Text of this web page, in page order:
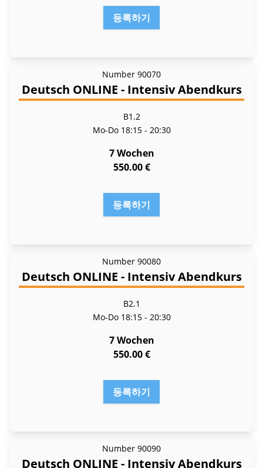
등록하기
Number 90070
Deutsch ONLINE - Intensiv Abendkurs
B1.2
Mo-Do 18:15 - 20:30
7 Wochen
550.00 €
등록하기
Number 90080
Deutsch ONLINE - Intensiv Abendkurs
B2.1
Mo-Do 18:15 - 20:30
7 Wochen
550.00 €
등록하기
Number 90090
Deutsch ONLINE - Intensiv Abendkurs